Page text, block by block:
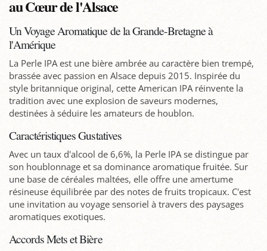
au Cœur de l'Alsace
Un Voyage Aromatique de la Grande-Bretagne à
l'Amérique
La Perle IPA est une bière ambrée au caractère bien trempé,
brassée avec passion en Alsace depuis 2015. Inspirée du
style britannique original, cette American IPA réinvente la
tradition avec une explosion de saveurs modernes,
destinées à séduire les amateurs de houblon.
Caractéristiques Gustatives
Avec un taux d'alcool de 6,6%, la Perle IPA se distingue par
son houblonnage et sa dominance aromatique fruitée. Sur
une base de céréales maltées, elle offre une amertume
résineuse équilibrée par des notes de fruits tropicaux. C'est
une invitation au voyage sensoriel à travers des paysages
aromatiques exotiques.
Accords Mets et Bière